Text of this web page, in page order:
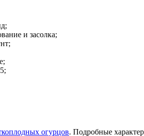
и засолка;
огурцов. Подробные